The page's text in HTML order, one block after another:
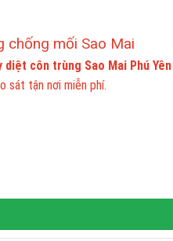
chống mối Sao Mai
diệt côn trùng Sao Mai Phú Yên
sát tận nơi miễn phí.